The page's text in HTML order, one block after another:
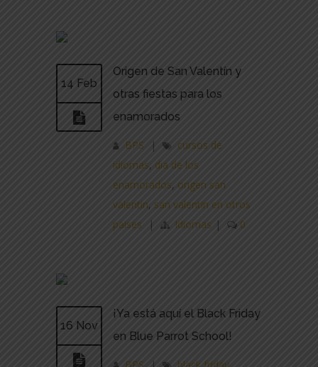
14 Feb
Origen de San Valentín y
otras fiestas para los
enamorados
BPS |
cursos de
idiomas, dia de los
enamorados, origen san
valentin, san valentin en otros
paises
| Idiomas | 0
16 Nov
¡Ya está aquí el Black Friday
en Blue Parrot School!